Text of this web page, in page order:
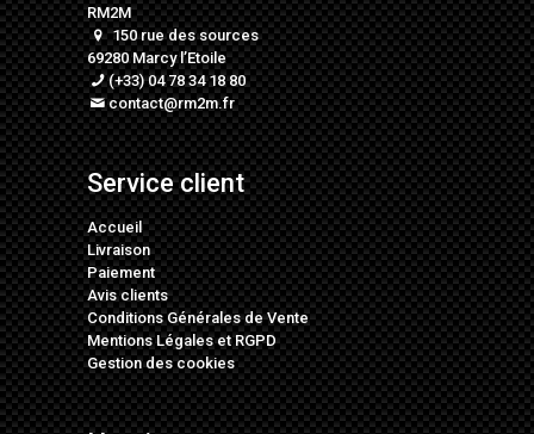
RM2M
150 rue des sources
69280 Marcy l’Etoile
(+33) 04 78 34 18 80
contact@rm2m.fr
Service client
Accueil
Livraison
Paiement
Avis clients
Conditions Générales de Vente
Mentions LégalesetRGPD
Gestion des cookies